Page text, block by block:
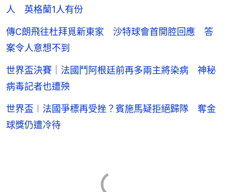
人 英格蘭1人有份
傳C朗飛往杜拜覓新東家 沙特球會首開腔回應 答
案令人意想不到
世界盃決賽｜法國鬥阿根廷前再多兩主將染病 神秘
病毒記者也遭殃
世界盃︱法國爭標再受挫？賓施馬疑拒絕歸隊 奪金
球獎仍遭冷待